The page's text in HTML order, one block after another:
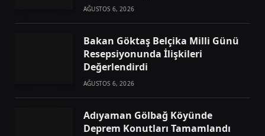
AĞUSTOS 6, 2026
Bakan Göktaş Belçika Milli Günü
Resepsiyonunda İlişkileri
Değerlendirdi
AĞUSTOS 6, 2026
Adıyaman Gölbağ Köyünde
Deprem Konutları Tamamlandı